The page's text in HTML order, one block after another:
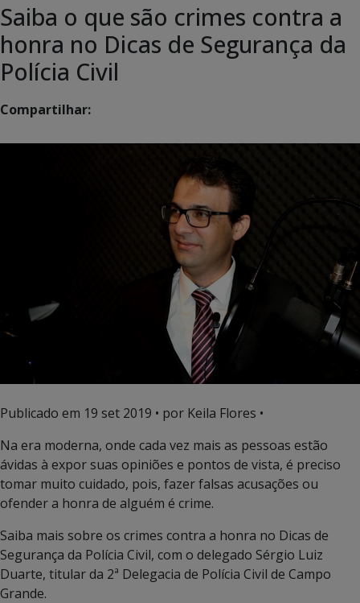
Saiba o que são crimes contra a
honra no Dicas de Segurança da
Polícia Civil
Compartilhar:
Publicado em 19 set 2019 • por Keila Flores •
Na era moderna, onde cada vez mais as pessoas estão
ávidas à expor suas opiniões e pontos de vista, é preciso
tomar muito cuidado, pois, fazer falsas acusações ou
ofender a honra de alguém é crime.
Saiba mais sobre os crimes contra a honra no Dicas de
Segurança da Polícia Civil, com o delegado Sérgio Luiz
Duarte, titular da 2ª Delegacia de Polícia Civil de Campo
Grande.